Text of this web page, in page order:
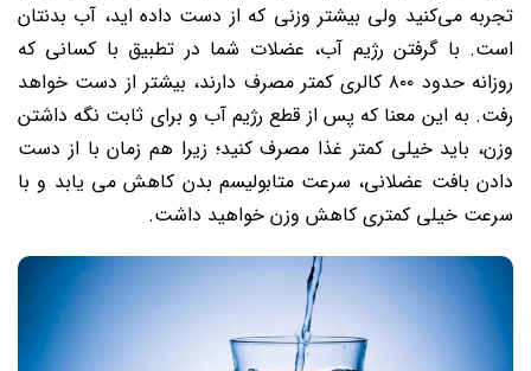
تجربه می‌کنید ولی بیشتر وزنی که از دست داده اید، آب بدنتان
است. با گرفتن رژیم آب، عضلات شما در تطبیق با کسانی که
روزانه حدود ۸۰۰ کالری کمتر مصرف دارند، بیشتر از دست خواهد
رفت. به این معنا که پس از قطع رژیم آب و برای ثابت نگه داشتن
وزن، باید خیلی کمتر‌ غذا مصرف کنید؛ زیرا هم زمان با از دست
دادن بافت عضلانی، سرعت متابولیسم بدن کاهش می ‌یابد و با
سرعت خیلی کمتری کاهش وزن خواهید داشت.